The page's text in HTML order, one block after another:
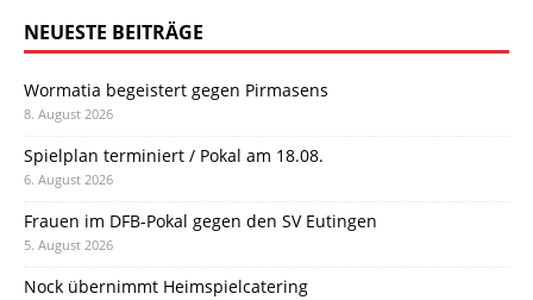
NEUESTE BEITRÄGE
Wormatia begeistert gegen Pirmasens
8. August 2026
Spielplan terminiert / Pokal am 18.08.
6. August 2026
Frauen im DFB-Pokal gegen den SV Eutingen
5. August 2026
Nock übernimmt Heimspielcatering